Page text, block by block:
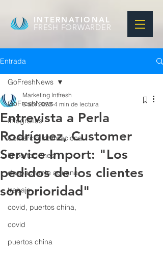
INTERNATIONAL
FRESH FORWARDER
Entrada
GoFreshNews
Infografias
Comercio Internacional
Importaciones
despachante aduana
trabajo
covid, puertos china,
covid
puertos china
GoFreshNews
Entrevista a Perla
Rodríguez, Customer
Service Import: "Los
pedidos de los clientes
son prioridad"
Marketing Intfresh
6 abr 2022 4 min de lectura